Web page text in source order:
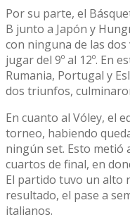
Por su parte, el
B junto a Japón y
con ninguna de las
jugar del 9º al 12º. En
Rumania, Portugal y
dos triunfos,
En cuanto al Vóley, el
torneo, habiendo
ningún set. Esto metió
cuartos de final, en
El partido tuvo un alto
resultado, el pase a
italianos.